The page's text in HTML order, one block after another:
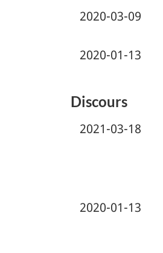
2020-03-09
2020-01-13
Discours
2021-03-18
2020-01-13